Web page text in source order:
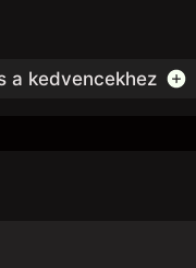
a kedvencekhez